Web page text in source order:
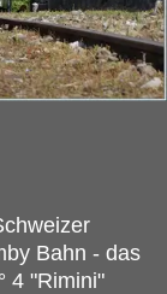
Bahn - das
4 "Rimini"